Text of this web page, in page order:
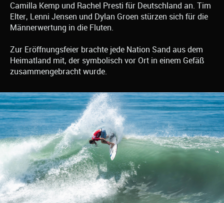
Camilla Kemp und Rachel Presti für Deutschland an. Tim
Elter, Lenni Jensen und Dylan Groen stürzen sich für die
Männerwertung in die Fluten.
Zur Eröffnungsfeier brachte jede Nation Sand aus dem
Heimatland mit, der symbolisch vor Ort in einem Gefäß
zusammengebracht wurde.